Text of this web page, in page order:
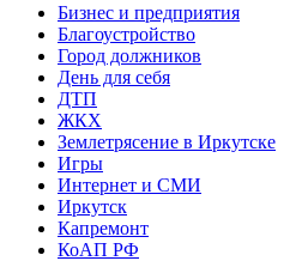
Бизнес и предприятия
Благоустройство
Город должников
День для себя
ДТП
ЖКХ
Землетрясение в Иркутске
Игры
Интернет и СМИ
Иркутск
Капремонт
КоАП РФ